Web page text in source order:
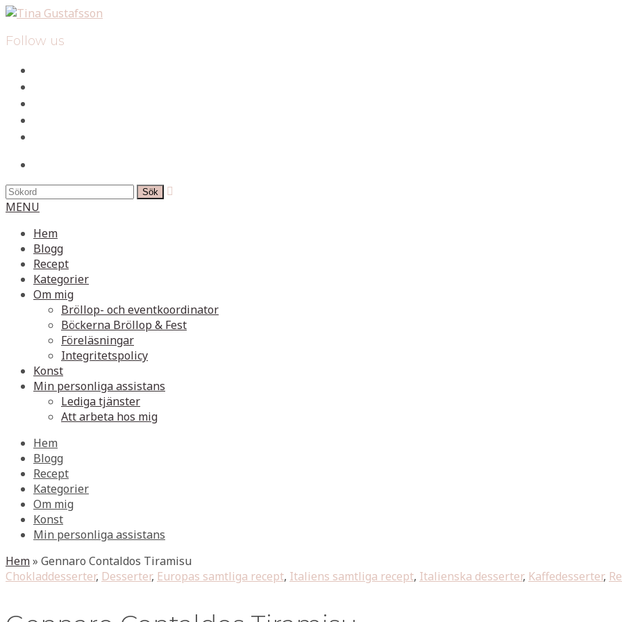
Follow us

MENU
Hem
Blogg
Recept
Kategorier
Om mig
Bröllop- och eventkoordinator
Böckerna Bröllop & Fest
Föreläsningar
Integritetspolicy
Konst
Min personliga assistans
Lediga tjänster
Att arbeta hos mig
Hem
Blogg
Recept
Kategorier
Om mig
Konst
Min personliga assistans
Hem» Gennaro Contaldos Tiramisu
Chokladdesserter, Desserter, Europas samtliga recept, Italiens samtliga recept, Italienska desserter, Kaffedesserter,